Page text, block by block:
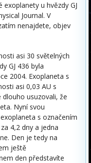
u hvězdy GJ
Journal. V
nenajdete, objev
asi 30 světelných
GJ 436 byla
2004. Exoplaneta s
asi 0,03 AU s
usuzovali, že
Nyní svou
s označením
4,2 dny a jedna
Den je tedy na
ještě
den představíte